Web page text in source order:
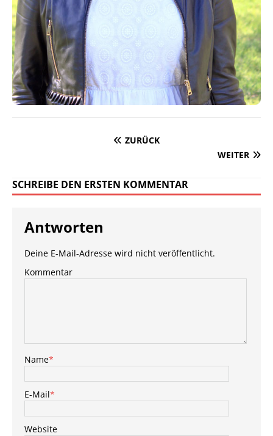
ZURÜCK
WEITER
SCHREIBE DEN ERSTEN KOMMENTAR
Antworten
Deine E-Mail-Adresse wird nicht veröffentlicht.
Kommentar
Name*
E-Mail*
Website